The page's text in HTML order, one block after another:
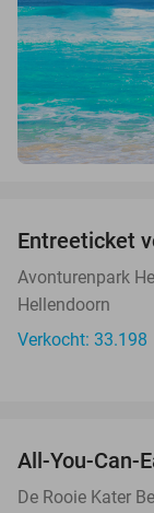
Entreeticket
Avonturenpark
Hellendoorn
Verkocht: 33.198
All-You-Can-
De Rooie Kater